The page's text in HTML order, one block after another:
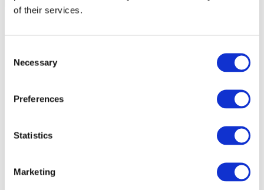
of their services.
Selection
Necessary
Preferences
Statistics
Marketing